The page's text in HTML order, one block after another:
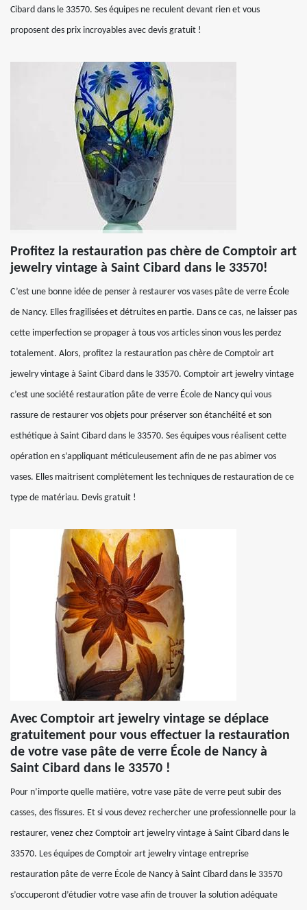
Cibard dans le 33570. Ses équipes ne reculent devant rien et vous
proposent des prix incroyables avec devis gratuit !
Profitez la restauration pas chère de Comptoir art
jewelry vintage à Saint Cibard dans le 33570!
C’est une bonne idée de penser à restaurer vos vases pâte de verre École
de Nancy. Elles fragilisées et détruites en partie. Dans ce cas, ne laisser pas
cette imperfection se propager à tous vos articles sinon vous les perdez
totalement. Alors, profitez la restauration pas chère de Comptoir art
jewelry vintage à Saint Cibard dans le 33570. Comptoir art jewelry vintage
c’est une société restauration pâte de verre École de Nancy qui vous
rassure de restaurer vos objets pour préserver son étanchéité et son
esthétique à Saint Cibard dans le 33570. Ses équipes vous réalisent cette
opération en s’appliquant méticuleusement afin de ne pas abimer vos
vases. Elles maitrisent complètement les techniques de restauration de ce
type de matériau. Devis gratuit !
Avec Comptoir art jewelry vintage se déplace
gratuitement pour vous effectuer la restauration
de votre vase pâte de verre École de Nancy à
Saint Cibard dans le 33570 !
Pour n’importe quelle matière, votre vase pâte de verre peut subir des
casses, des fissures. Et si vous devez rechercher une professionnelle pour la
restaurer, venez chez Comptoir art jewelry vintage à Saint Cibard dans le
33570. Les équipes de Comptoir art jewelry vintage entreprise
restauration pâte de verre École de Nancy à Saint Cibard dans le 33570
s’occuperont d’étudier votre vase afin de trouver la solution adéquate